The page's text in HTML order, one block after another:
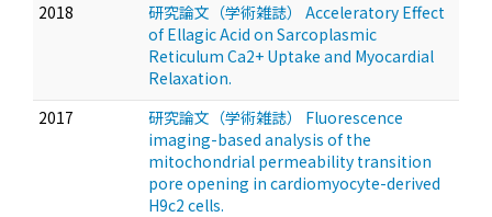
2018
研究論文（学術雑誌） Acceleratory Effect
of Ellagic Acid on Sarcoplasmic
Reticulum Ca2+ Uptake and Myocardial
Relaxation.
2017
研究論文（学術雑誌） Fluorescence
imaging-based analysis of the
mitochondrial permeability transition
pore opening in cardiomyocyte-derived
H9c2 cells.